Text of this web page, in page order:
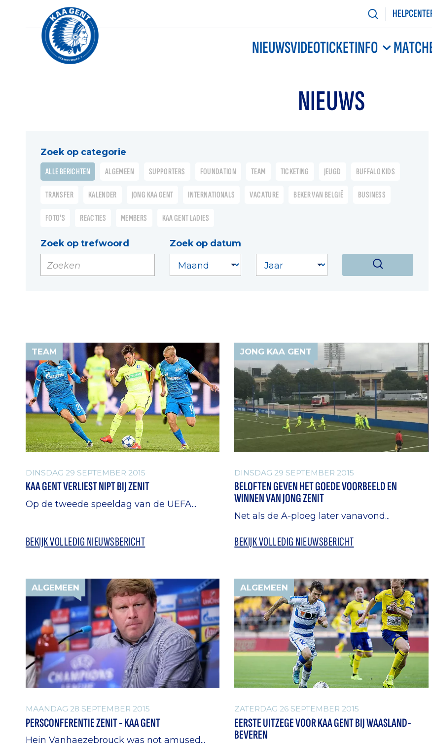
NIEUWSVIDEOTICKETINFO
NIEUWS
Zoek op categorie
ALLE BERICHTEN
ALGEMEEN SUPPORTERS FOUNDATION TEAM TICKETING JEUGD BUFFALO KIDS
TRANSFER KALENDER JONG KAA GENT INTERNATIONALS VACATURE BEKER VAN BELGIË BUSINESS
FOTO'S REACTIES MEMBERS KAA GENT LADIES
Zoek op trefwoord Zoek op datum
TEAM
DINSDAG 29 SEPTEMBER 2015
KAA GENT VERLIEST NIPT BIJ ZENIT
Op de tweede speeldag van de UEFA...
BEKIJK VOLLEDIG NIEUWSBERICHT
JONG KAA GENT
DINSDAG 29 SEPTEMBER 2015
BELOFTEN GEVEN HET GOEDE VOORBEELD EN
WINNEN VAN JONG ZENIT
Net als de A-ploeg later vanavond...
BEKIJK VOLLEDIG NIEUWSBERICHT
ALGEMEEN
MAANDAG 28 SEPTEMBER 2015
PERSCONFERENTIE ZENIT - KAA GENT
Hein Vanhaezebrouck was not amused...
ALGEMEEN
ZATERDAG 26 SEPTEMBER 2015
EERSTE UITZEGE VOOR KAA GENT BIJ WAASLAND-
BEVEREN